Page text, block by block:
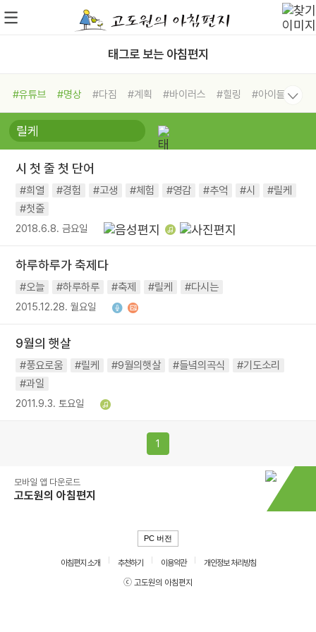
태그로 보는 아침편지
#유튜브 #명상 #다짐 #계획 #바이러스 #힐링
#아이들
#비전캠프
#독서캠프 #삶
#희망
#나눔 #친구 #링컨학교
#독서
#건강 #면역력
시 첫 줄 첫 단어
#희열 #경험 #고생 #체험 #영감 #추억 #시
#릴케
#첫줄
2018.6.8. 금요일
하루하루가 축제다
#오늘 #하루하루 #축제 #릴케 #다시는
2015.12.28. 월요일
9월의 햇살
#풍요로움 #릴케 #9월의햇살 #들녘의곡식
#기도소리
#과일
2011.9.3. 토요일
1
모바일 앱 다운로드
고도원의 아침편지
PC 버전
아침편지 소개 추천하기 이용약관
개인정보 처리방침
ⓒ 고도원의 아침편지